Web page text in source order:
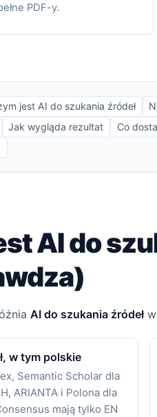
PDF-y.
jest AI do szukania źródeł
Jak wygląda rezultat Co
AI do
AI do szukania źródełw
w tym polskie
Semantic Scholar dla
ARIANTA i Polona dla
mają tylko EN